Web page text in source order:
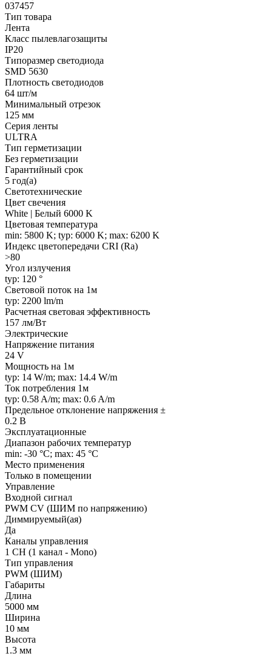
037457
Тип товара
Лента
Класс пылевлагозащиты
IP20
Типоразмер светодиода
SMD 5630
Плотность светодиодов
64 шт/м
Минимальный отрезок
125 мм
Серия ленты
ULTRA
Тип герметизации
Без герметизации
Гарантийный срок
5 год(а)
Светотехнические
Цвет свечения
White | Белый 6000 K
Цветовая температура
min: 5800 K; typ: 6000 K; max: 6200 K
Индекс цветопередачи CRI (Ra)
>80
Угол излучения
typ: 120 °
Световой поток на 1м
typ: 2200 lm/m
Расчетная световая эффективность
157 лм/Вт
Электрические
Напряжение питания
24 V
Мощность на 1м
typ: 14 W/m; max: 14.4 W/m
Ток потребления 1м
typ: 0.58 A/m; max: 0.6 A/m
Предельное отклонение напряжения ±
0.2 В
Эксплуатационные
Диапазон рабочих температур
min: -30 °C; max: 45 °C
Место применения
Только в помещении
Управление
Входной сигнал
PWM СV (ШИМ по напряжению)
Диммируемый(ая)
Да
Каналы управления
1 CH (1 канал - Mono)
Тип управления
PWM (ШИМ)
Габариты
Длина
5000 мм
Ширина
10 мм
Высота
1.3 мм